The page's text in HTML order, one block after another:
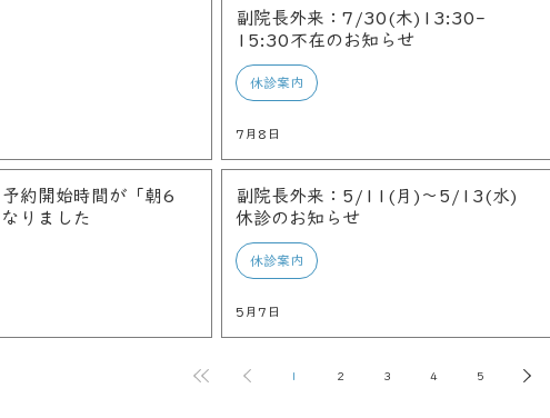
副院長外来：7/30(木)13:30-
15:30不在のお知らせ
休診案内
7月8日
約開始時間が「朝6
りました
副院長外来：5/11(月)～5/13(水)
休診のお知らせ
休診案内
5月7日
1 2 3 4 5